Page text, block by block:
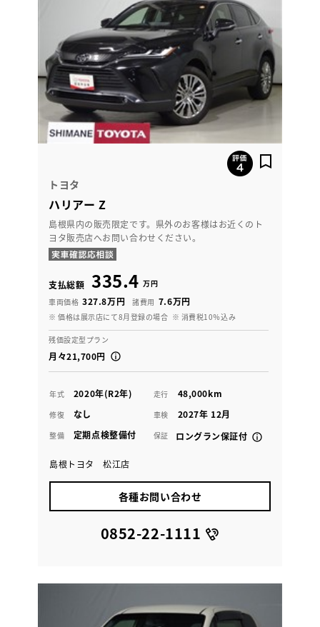
トヨタ
ハリアー Z
島根県内の販売限定です。県外のお客様はお近くのト
ヨタ販売店へお問い合わせください。
支払総額 335.4 万円
車両価格 327.8万円 諸費用 7.6万円
※ 価格は展示店にて8月登録の場合 ※ 消費税10％込み
残価設定型プラン
月々21,700円
年式 2020年(R2年) 走行 48,000km
修復 なし 車検 2027年 12月
整備 定期点検整備付 保証 ロングラン保証付
島根トヨタ 松江店
各種お問い合わせ
0852-22-1111